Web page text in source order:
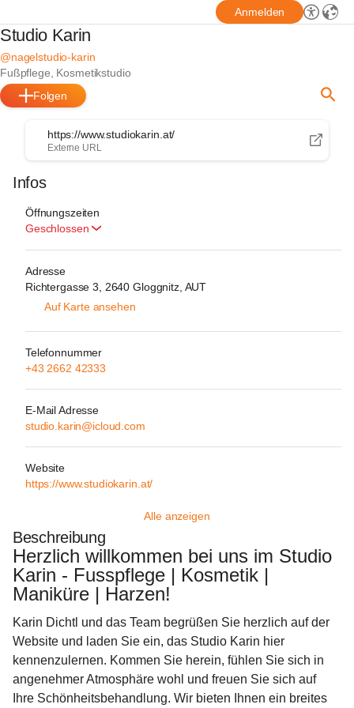
Anmelden
Studio Karin
@nagelstudio-karin
Fußpflege, Kosmetikstudio
Folgen
https://www.studiokarin.at/
Externe URL
Infos
Öffnungszeiten
Geschlossen
Adresse
Richtergasse 3, 2640 Gloggnitz, AUT
Auf Karte ansehen
Telefonnummer
+43 2662 42333
E-Mail Adresse
studio.karin@icloud.com
Website
https://www.studiokarin.at/
Alle anzeigen
Beschreibung
Herzlich willkommen bei uns im Studio
Karin - Fusspflege | Kosmetik |
Maniküre | Harzen!
Karin Dichtl und das Team begrüßen Sie herzlich auf der
Website und laden Sie ein, das Studio Karin hier
kennenzulernen. Kommen Sie herein, fühlen Sie sich in
angenehmer Atmosphäre wohl und freuen Sie sich auf
Ihre Schönheitsbehandlung. Wir bieten Ihnen ein breites